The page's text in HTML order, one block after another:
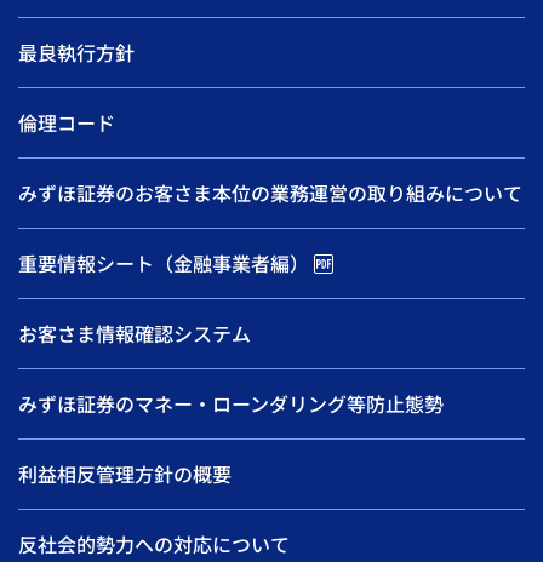
最良執行方針
倫理コード
みずほ証券のお客さま本位の業務運営の取り組みについて
重要情報シート（金融事業者編）
お客さま情報確認システム
みずほ証券のマネー・ローンダリング等防止態勢
利益相反管理方針の概要
反社会的勢力への対応について